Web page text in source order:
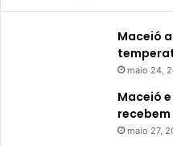
Maceió
maio 24,
Maceió
maio 27,